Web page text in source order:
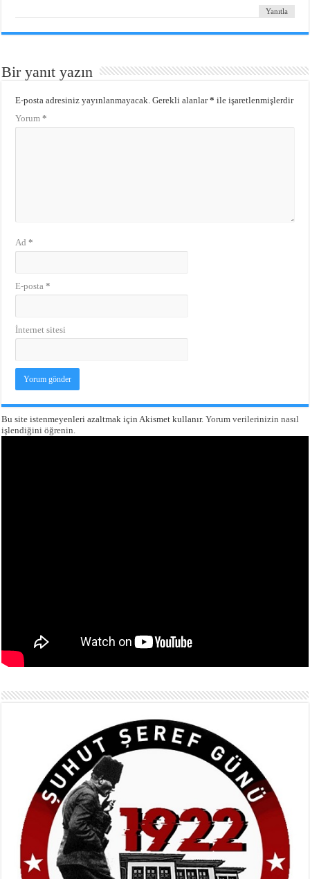
Yanıtla
Bir yanıt yazın
E-posta adresiniz yayınlanmayacak. Gerekli alanlar* ile işaretlenmişlerdir
Yorum*
Ad*
E-posta*
İnternet sitesi
Bu site istenmeyenleri azaltmak için Akismet kullanır.Yorum verilerinizin nasıl
işlendiğini öğrenin.